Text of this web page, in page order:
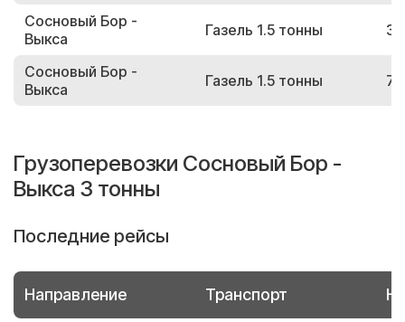
Сосновый Бор -
Выкса
Газель 1.5 тонны
Сосновый Бор -
Выкса
Газель 1.5 тонны
Грузоперевозки Сосновый Бор -
Выкса 3 тонны
Последние рейсы
Направление Транспорт